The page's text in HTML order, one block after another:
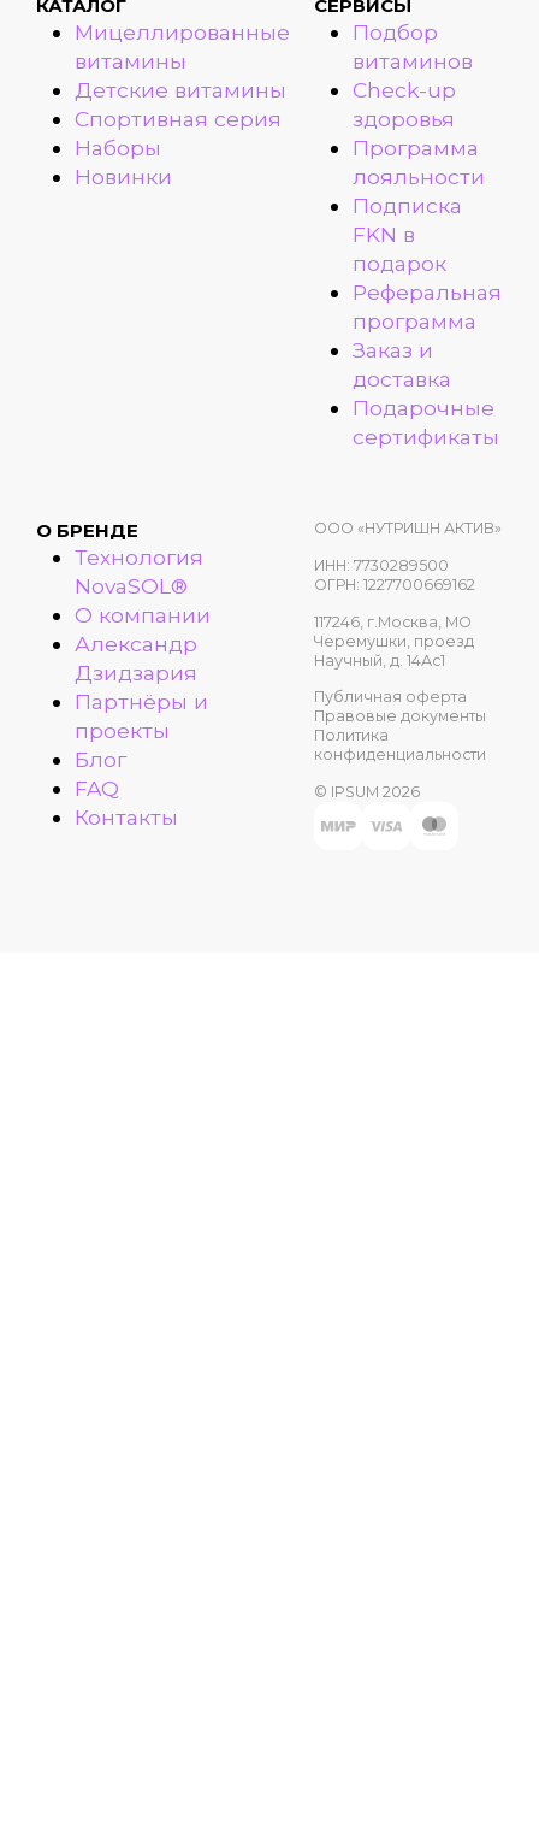
КАТАЛОГ
Мицеллированные
витамины
Детские витамины
Спортивная серия
Наборы
Новинки
СЕРВИСЫ
Подбор
витаминов
Check-up
здоровья
Программа
лояльности
Подписка
FKN в
подарок
Реферальная
программа
Заказ и
доставка
Подарочные
сертификаты
О БРЕНДЕ
Технология
NovaSOL®
О компании
Александр
Дзидзария
Партнёры и
проекты
Блог
FAQ
Контакты
ООО «НУТРИШН АКТИВ»
ИНН: 7730289500
ОГРН: 1227700669162
117246, г.Москва, МО
Черемушки, проезд
Научный, д. 14Ас1
Публичная оферта
Правовые документы
Политика
конфиденциальности
© IPSUM 2026